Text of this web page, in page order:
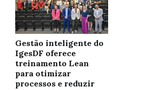
Gestão inteligente do
IgesDF oferece
treinamento Lean
para otimizar
processos e reduzir